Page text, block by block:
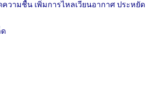
วามชื้น เพิ่มการไหลเวียนอากาศ ประหยัด